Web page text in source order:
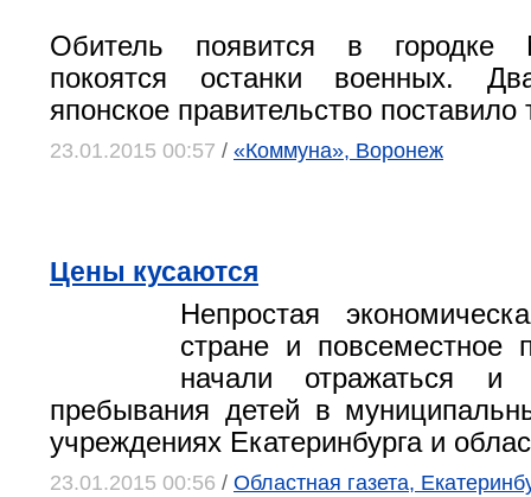
Обитель появится в городке
покоятся останки военных.
японское правительство
23.01.2015 00:57 / «Коммуна», Воронеж
Цены кусаются
Непростая
стране и повсеместное
начали отражаться и
пребывания детей в
учреждениях Екатеринбурга и
23.01.2015 00:56 / Областная газета,